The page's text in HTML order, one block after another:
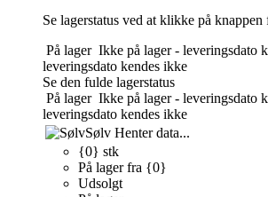
Se lagerstatus ved at klikke på knappen
På lager Ikke på lager - leveringsdato
leveringsdato kendes ikke
Se den fulde lagerstatus
På lager Ikke på lager - leveringsdato
leveringsdato kendes ikke
Sølv Henter data...
{0} stk
På lager fra {0}
Udsolgt